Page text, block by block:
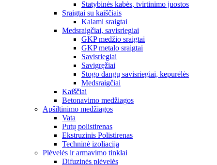
Statybinės kabės, tvirtinimo juostos
Sraigtai su kaiščiais
Kalami sraigtai
Medsraigčiai, savisriegiai
GKP medžio sraigtai
GKP metalo sraigtai
Savisriegiai
Savigręžiai
Stogo dangų savisriegiai, kepurėlės
Medsraigčiai
Kaiščiai
Betonavimo medžiagos
Apšiltinimo medžiagos
Vata
Putų polistirenas
Ekstruzinis Polistirenas
Techninė izoliacija
Plėvelės ir armavimo tinklai
Difuzinės plėvelės